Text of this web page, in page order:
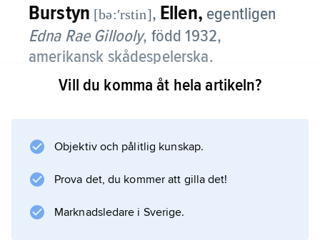
Burstyn [bə:ʹrstin], Ellen, egentligen
Edna Rae Gillooly, född 1932,
amerikansk skådespelerska.
Efter studier vid Actors Studio fick Ellen
Vill du komma åt hela artikeln?
Objektiv och pålitlig kunskap.
Prova det, du kommer att gilla det!
Marknadsledare i Sverige.